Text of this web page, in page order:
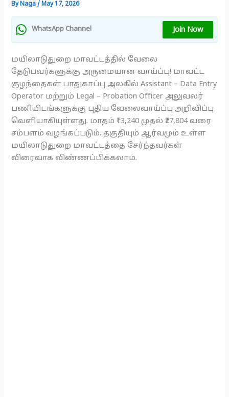
ByNaga/May 17, 2026
WhatsApp Channel Join Now
மயிலாடுதுறை மாவட்டத்தில் வேலை
தேடுபவர்களுக்கு அருமையான வாய்ப்பு! மாவட்ட
குழந்தைகள் பாதுகாப்பு அலகில் Assistant – Data Entry
Operator மற்றும் Legal – Probation Officer அலுவலர்
பணியிடங்களுக்கு புதிய வேலைவாய்ப்பு அறிவிப்பு
வெளியாகியுள்ளது. மாதம் ₹13,240 முதல் ₹27,804 வரை
சம்பளம் வழங்கப்படும். தகுதியும் ஆர்வமும் உள்ள
மயிலாடுதுறை மாவட்டத்தை சேர்ந்தவர்கள்
விரைவாக விண்ணப்பிக்கலாம்.